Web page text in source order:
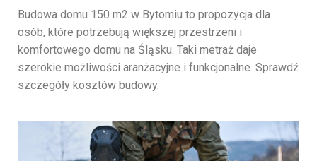
Budowa domu 150 m2 w Bytomiu to propozycja dla
osób, które potrzebują większej przestrzeni i
komfortowego domu na Śląsku. Taki metraż daje
szerokie możliwości aranżacyjne i funkcjonalne. Sprawdź
szczegóły kosztów budowy.